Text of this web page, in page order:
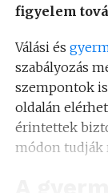
figyelem
Válási és
szabályozás
szempontok
oldalán
érintettek
módon tudják
A